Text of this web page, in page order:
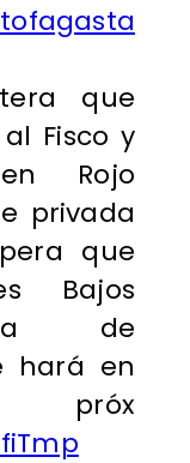
que
Fisco y
Rojo
privada
que
Bajos
de
hará en